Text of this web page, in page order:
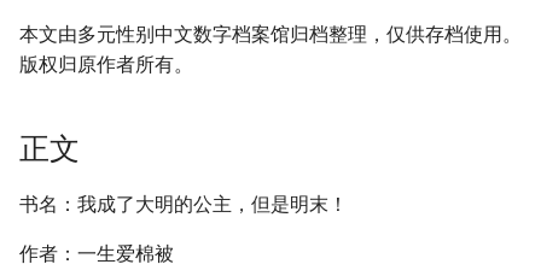
本文由多元性别中文数字档案馆归档整理，仅供存档使用。
版权归原作者所有。
正文
书名：我成了大明的公主，但是明末！
作者：一生爱棉被